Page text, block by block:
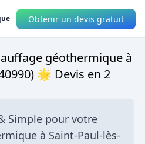
Obtenir un devis gratuit
géothermique à
🌟 Devis en 2
Simple pour votre
à Saint-Paul-lès-